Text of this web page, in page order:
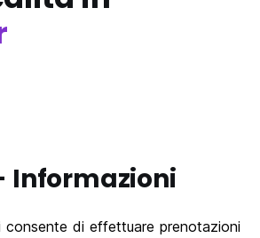
consente di effettuare prenotazioni